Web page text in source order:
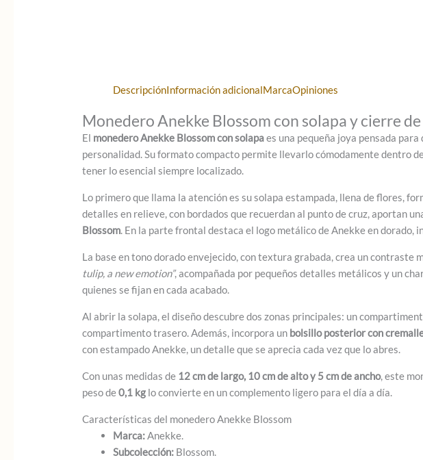
DescripciónInformación adicionalMarcaOpiniones
Monedero Anekke Blossom con solapa y cierre
El monedero Anekke Blossom con solapaes una pequeña joya pensada
personalidad. Su formato compacto permite llevarlo cómodamente dentro
tener lo esencial siempre localizado.
Lo primero que llama la atención es su solapa estampada, llena de flores,
detalles en relieve, con bordados que recuerdan al punto de cruz, aportan
Blossom. En la parte frontal destaca el logo metálico de Anekke en
La base en tono dorado envejecido, con textura grabada, crea un
tulip, a new emotion”, acompañada por pequeños detalles metálicos y un
quienes se fijan en cada acabado.
Al abrir la solapa, el diseño descubre dos zonas principales: un
compartimento trasero. Además, incorpora un bolsillo posterior con
con estampado Anekke, un detalle que se aprecia cada vez que lo abres.
Con unas medidas de 12 cm de largo, 10 cm de alto y 5 cm de ancho, este
peso de0,1 kg lo convierte en un complemento ligero para el día a día.
Características del monedero Anekke Blossom
Marca:Anekke.
Subcolección: Blossom.